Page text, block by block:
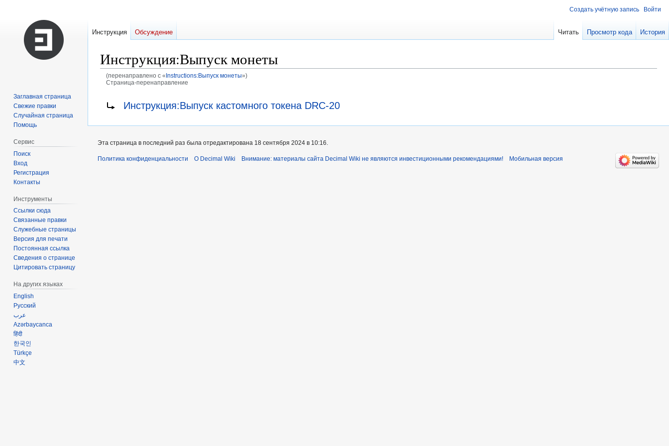
Инструкция:Выпуск монеты
(перенаправлено с « Instructions:Выпуск монеты»)
Страница-перенаправление
Инструкция:Выпуск кастомного токена DRC-20
Создать учётную запись Войти
Инструкция Обсуждение Читать Просмотр кода История
Заглавная страница
Свежие правки
Случайная страница
Помощь
Сервис
Поиск
Вход
Регистрация
Контакты
Инструменты
Ссылки сюда
Связанные правки
Служебные страницы
Версия для печати
Постоянная ссылка
Сведения о странице
Цитировать страницу
На других языках
English
Русский
عرب
Azərbaycanca
हिंदी
한국인
Türkçe
中文
Эта страница в последний раз была отредактирована 18 сентября 2024 в 10:16.
Политика конфиденциальности О Decimal Wiki Внимание: материалы сайта Decimal Wiki не являются инвестиционными рекомендациями! Мобильная версия